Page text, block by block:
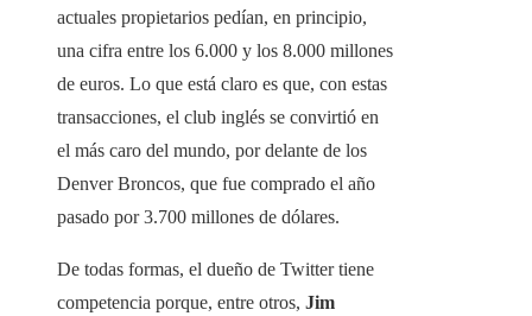
actuales propietarios pedían, en principio,
una cifra entre los 6.000 y los 8.000 millones
de euros. Lo que está claro es que, con estas
transacciones, el club inglés se convirtió en
el más caro del mundo, por delante de los
Denver Broncos, que fue comprado el año
pasado por 3.700 millones de dólares.
De todas formas, el dueño de Twitter tiene
competencia porque, entre otros, Jim